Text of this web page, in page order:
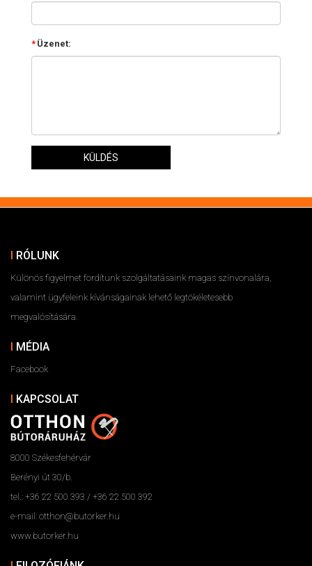
* Üzenet:
KÜLDÉS
RÓLUNK
Különös figyelmet fordítunk szolgáltatásaink magas színvonalára,
valamint ügyfeleink kívánságainak lehető legtökéletesebb
megvalósítására.
MÉDIA
Facebook
KAPCSOLAT
8000 Székesfehérvár
Berényi út 30/b.
tel.: +36 22 500 393 / +36 22 500 392
e-mail: otthon@butorker.hu
www.butorker.hu